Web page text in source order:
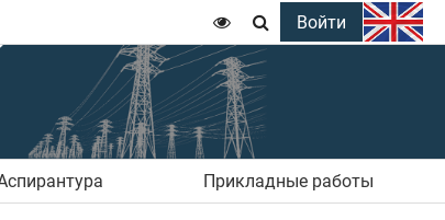
  Войти
Прикладные работы